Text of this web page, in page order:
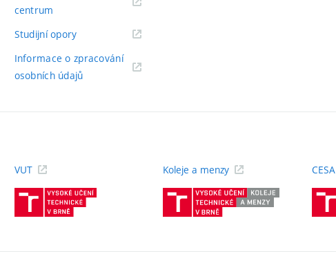
centrum
Studijní opory(externí
Informace o zpracování
osobních údajů(externí
VUT
(externí
Koleje a menzy
(externí
CESA